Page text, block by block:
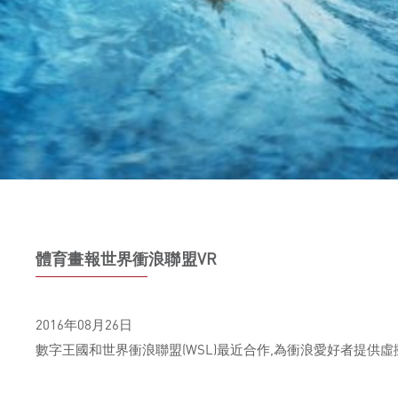
體育畫報世界衝浪聯盟VR
2016年08月26日
數字王國和世界衝浪聯盟(WSL)最近合作,為衝浪愛好者提供